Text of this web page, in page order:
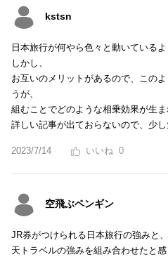
kstsn
日本旅行が何やら色々と動いているよ
しかし、
お互いのメリットがあるので、この
うが、
組むことでどのような相乗効果が生ま
詳しい記事が出ておらないので、少し
2023/7/14 0
空飛ぶペンギン
JR券がつけられる日本旅行の強みと
天トラベルの強みを組み合わせたと感